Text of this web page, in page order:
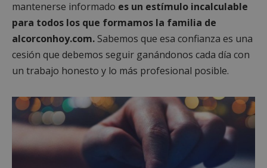
mantenerse informado es un estímulo incalculable
para todos los que formamos la familia de
alcorconhoy.com. Sabemos que esa confianza es una
cesión que debemos seguir ganándonos cada día con
un trabajo honesto y lo más profesional posible.